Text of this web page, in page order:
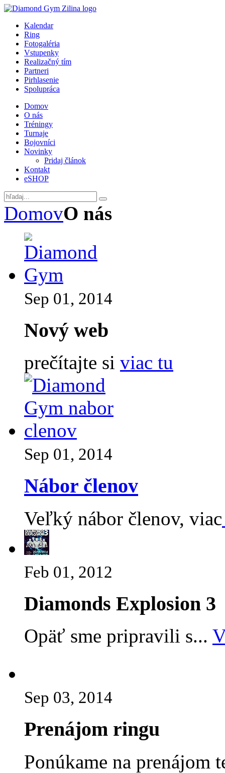
Kalendar
Ring
Fotogaléria
Vstupenky
Realizačný tím
Partneri
Pirhlasenie
Spolupráca
Domov
O nás
Tréningy
Turnaje
Bojovníci
Novinky
Pridaj článok
Kontakt
eSHOP
DomovO nás
Sep 01, 2014
Nový web
prečítajte si viac tu
Sep 01, 2014
Nábor členov
Veľký nábor členov, viac
Feb 01, 2012
Diamonds Explosion 3
Opäť sme pripravili s...
Sep 03, 2014
Prenájom ringu
Ponúkame na prenájom